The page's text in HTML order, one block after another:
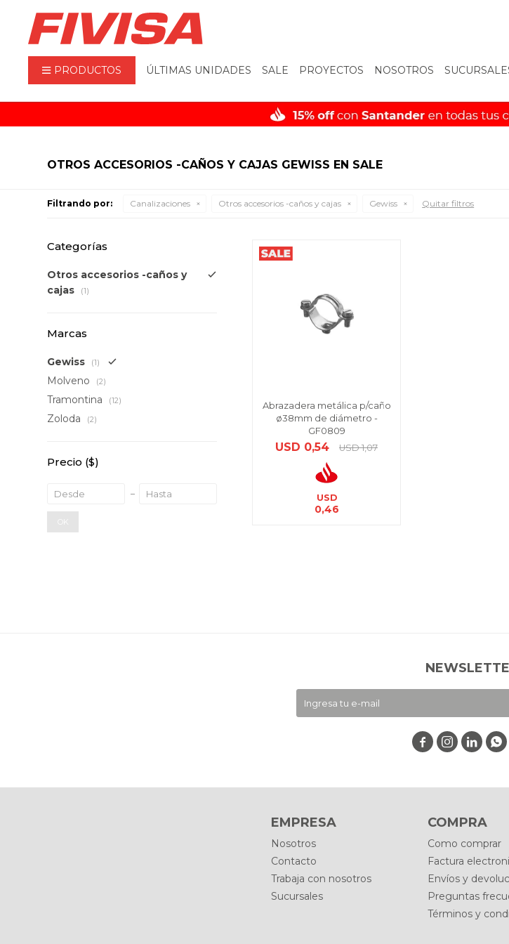
PRODUCTOS ÚLTIMAS UNIDADES SALE PROYECTOS NOSOTROS
OTROS ACCESORIOS -CAÑOS Y CAJAS GEWISS EN SALE
Filtrando por: Canalizaciones Otros accesorios -caños y cajas Gewiss Quitar filtros
Abrazadera metálica p/caño
ø38mm de diámetro -
GF0809
USD 0,54 USD 1,07
USD
0,46
Categorías
Otros accesorios -caños y
cajas
(1)
Marcas
Gewiss (1)
Molveno (2)
Tramontina (12)
Zoloda (2)
Precio ($)
OK
EMPRESA
Nosotros
Contacto
Trabaja con nosotros
Sucursales
COMPRA
Como comprar
Factura
Envíos y
Preguntas
Términos y
   